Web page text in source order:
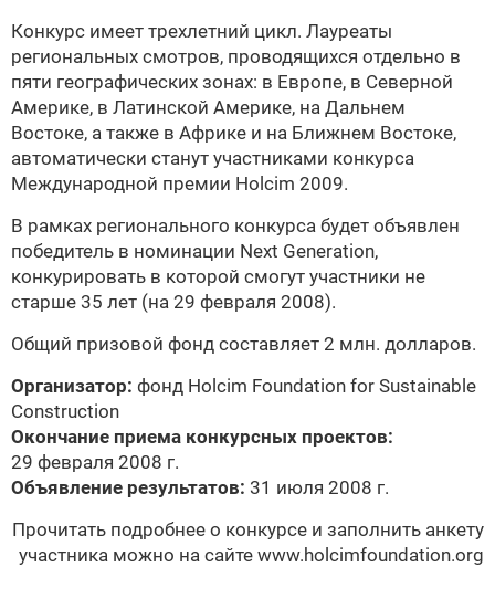
Конкурс имеет трехлетний цикл. Лауреаты
региональных смотров, проводящихся отдельно в
пяти географических зонах: в Европе, в Северной
Америке, в Латинской Америке, на Дальнем
Востоке, а также в Африке и на Ближнем Востоке,
автоматически станут участниками конкурса
Международной премии Holcim 2009.
В рамках регионального конкурса будет объявлен
победитель в номинации Next Generation,
конкурировать в которой смогут участники не
старше 35 лет (на 29 февраля 2008).
Общий призовой фонд составляет 2 млн. долларов.
Организатор: фонд Holcim Foundation for Sustainable
Construction
Окончание приема конкурсных проектов:
29 февраля 2008 г.
Объявление результатов: 31 июля 2008 г.
Прочитать подробнее о конкурсе и заполнить анкету
участника можно на сайте www.holcimfoundation.org